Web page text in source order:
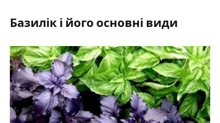
Базилік і його основні види